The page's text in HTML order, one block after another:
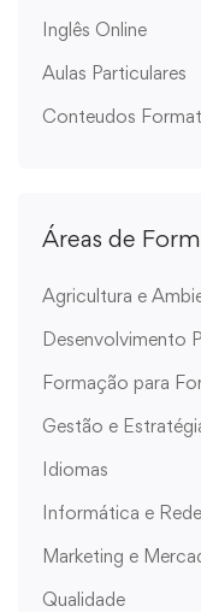
Inglês Online
Aulas Particulares
Conteudos
Áreas de
Agricultura e
Desenvolvimento
Formação para
Gestão e
Idiomas
Informática e
Marketing e
Qualidade